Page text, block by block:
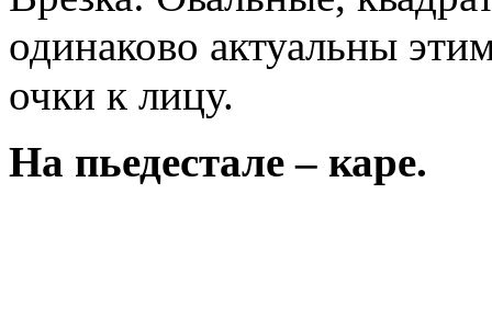
одинаково актуальны
очки к лицу.
На пьедестале – каре.